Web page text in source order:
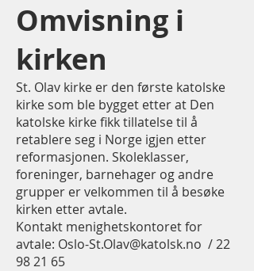
Omvisning i
kirken
St. Olav kirke er den første katolske
kirke som ble bygget etter at Den
katolske kirke fikk tillatelse til å
retablere seg i Norge igjen etter
reformasjonen. Skoleklasser,
foreninger, barnehager og andre
grupper er velkommen til å besøke
kirken etter avtale.
Kontakt menighetskontoret for
avtale: Oslo-St.Olav@katolsk.no /22
98 21 65